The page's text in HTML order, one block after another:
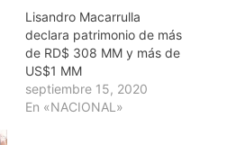
Lisandro Macarrulla
declara patrimonio de más
de RD$ 308 MM y más de
US$1 MM
septiembre 15, 2020
En «NACIONAL»